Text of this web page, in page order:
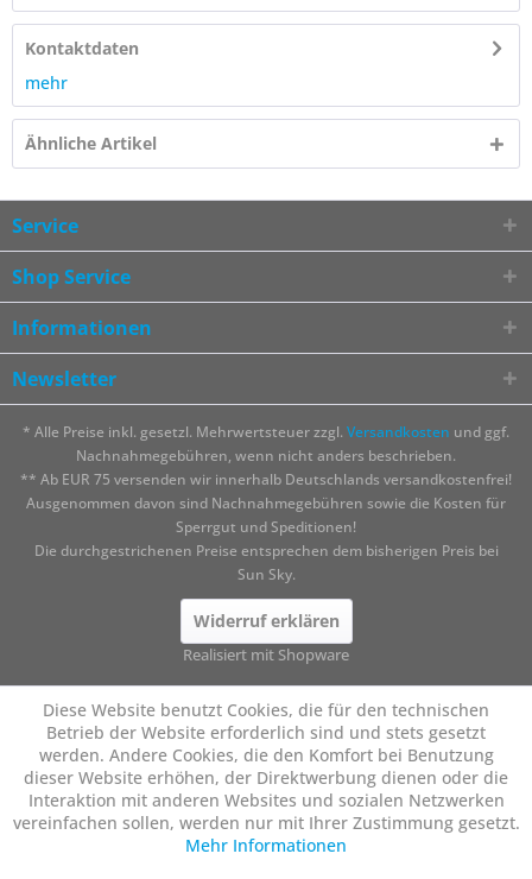
Kontaktdaten
mehr
Ähnliche Artikel
Service
Shop Service
Informationen
Newsletter
* Alle Preise inkl. gesetzl. Mehrwertsteuer zzgl. Versandkosten und ggf.
Nachnahmegebühren, wenn nicht anders beschrieben.
** Ab EUR 75 versenden wir innerhalb Deutschlands versandkostenfrei!
Ausgenommen davon sind Nachnahmegebühren sowie die Kosten für
Sperrgut und Speditionen!
Die durchgestrichenen Preise entsprechen dem bisherigen Preis bei
Sun Sky.
Widerruf erklären
Realisiert mit Shopware
Diese Website benutzt Cookies, die für den technischen
Betrieb der Website erforderlich sind und stets gesetzt
werden. Andere Cookies, die den Komfort bei Benutzung
dieser Website erhöhen, der Direktwerbung dienen oder die
Interaktion mit anderen Websites und sozialen Netzwerken
vereinfachen sollen, werden nur mit Ihrer Zustimmung gesetzt.
Mehr Informationen